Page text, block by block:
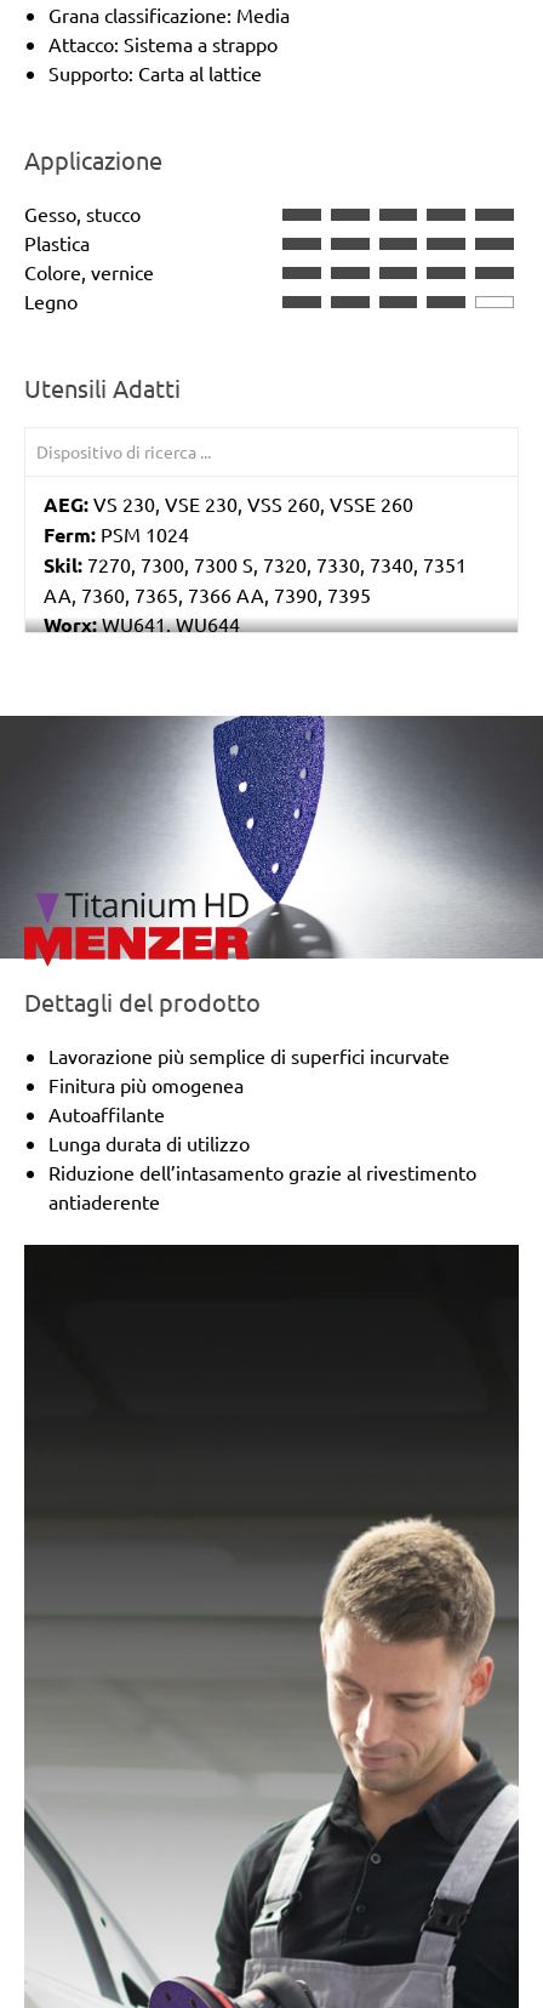
Grana classificazione: Media
Attacco: Sistema a strappo
Supporto: Carta al lattice
Applicazione
Gesso, stucco
Plastica
Colore, vernice
Legno
Utensili Adatti
AEG: VS 230, VSE 230, VSS 260, VSSE 260
Ferm: PSM 1024
Skil: 7270, 7300, 7300 S, 7320, 7330, 7340, 7351
AA, 7360, 7365, 7366 AA, 7390, 7395
Worx:WU641, WU644
240A, PSS 240AE, PSS 250AE
ESS1890C, ESS2590V, S33K
D26422, D26423
SR 10-23 INTEC, SR 20-23, SR 356, SR 357,
SR 4350
Wegoma: LR 184 H
Einhell:EST 170
Peugeot:PV 240A, TV 4102
Black & Decker: KA175, KA186, KA186E
Festo / Festool:
LRS 93 G, LRS 93 M, RS 3 E-SFE, RS
300
/marketing/parallax/menzer/parallax_logos/
Dettagli del prodotto
Lavorazione più semplice di superfici incurvate
Finitura più omogenea
Autoaffilante
Lunga durata di utilizzo
Riduzione dell’intasamento grazie al rivestimento
antiaderente